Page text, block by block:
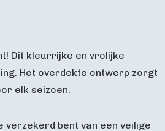
Dit kleurrijke en vrolijke
Het overdekte ontwerp zorgt
elk seizoen.
verzekerd bent van een veilige